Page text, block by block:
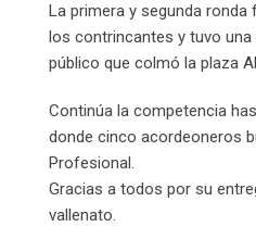
La primera y segunda
los contrincantes y tuvo
público que colmó la plaza
Continúa la competencia
donde cinco acordeoneros
Profesional.
Gracias a todos por su
vallenato.